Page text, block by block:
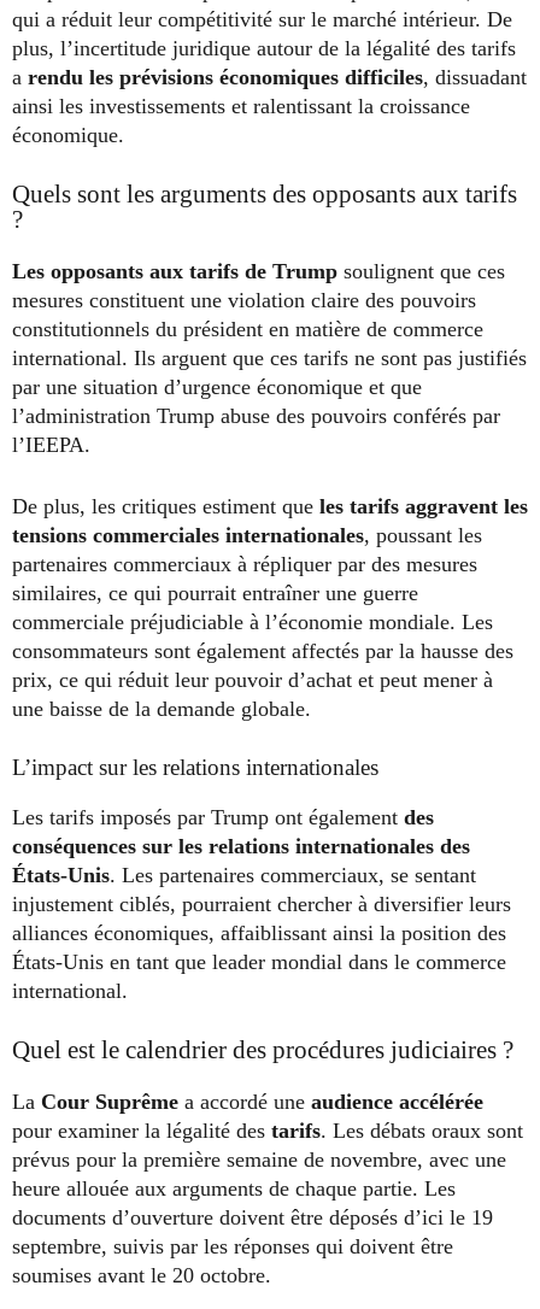
qui a réduit leur compétitivité sur le marché intérieur. De
plus, l’incertitude juridique autour de la légalité des tarifs
a rendu les prévisions économiques difficiles, dissuadant
ainsi les investissements et ralentissant la croissance
économique.
Quels sont les arguments des opposants aux tarifs
?
Les opposants aux tarifs de Trump soulignent que ces
mesures constituent une violation claire des pouvoirs
constitutionnels du président en matière de commerce
international. Ils arguent que ces tarifs ne sont pas justifiés
par une situation d’urgence économique et que
l’administration Trump abuse des pouvoirs conférés par
l’IEEPA.
De plus, les critiques estiment que les tarifs aggravent les
tensions commerciales internationales, poussant les
partenaires commerciaux à répliquer par des mesures
similaires, ce qui pourrait entraîner une guerre
commerciale préjudiciable à l’économie mondiale. Les
consommateurs sont également affectés par la hausse des
prix, ce qui réduit leur pouvoir d’achat et peut mener à
une baisse de la demande globale.
L’impact sur les relations internationales
Les tarifs imposés par Trump ont également des
conséquences sur les relations internationales des
États-Unis. Les partenaires commerciaux, se sentant
injustement ciblés, pourraient chercher à diversifier leurs
alliances économiques, affaiblissant ainsi la position des
États-Unis en tant que leader mondial dans le commerce
international.
Quel est le calendrier des procédures judiciaires ?
La Cour Suprême a accordé une audience accélérée
pour examiner la légalité des tarifs. Les débats oraux sont
prévus pour la première semaine de novembre, avec une
heure allouée aux arguments de chaque partie. Les
documents d’ouverture doivent être déposés d’ici le 19
septembre, suivis par les réponses qui doivent être
soumises avant le 20 octobre.